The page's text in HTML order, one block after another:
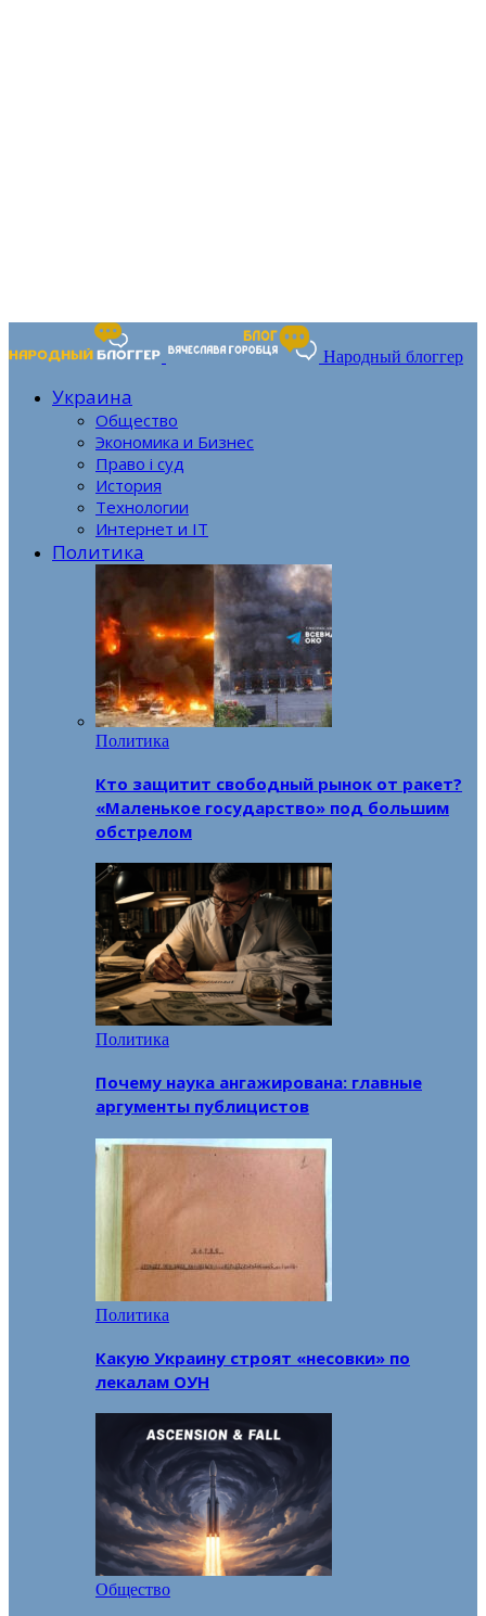
Народный блоггер
Украина
Общество
Экономика и Бизнес
Право і суд
История
Технологии
Интернет и IT
Политика
Политика
Кто защитит свободный рынок от ракет?
«Маленькое государство» под большим
обстрелом
Политика
Почему наука ангажирована: главные
аргументы публицистов
Политика
Какую Украину строят «несовки» по
лекалам ОУН
Общество